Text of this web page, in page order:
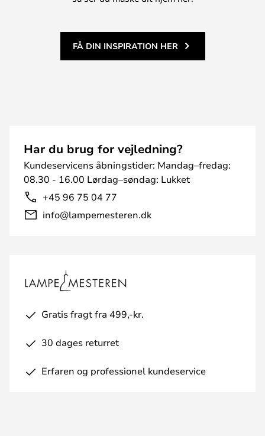
FÅ DIN INSPIRATION HER
Har du brug for vejledning?
Kundeservicens åbningstider: Mandag–fredag:
08.30 - 16.00 Lørdag–søndag: Lukket
+45 96 75 04 77
info@lampemesteren.dk
Gratis fragt fra 499,-kr.
30 dages returret
Erfaren og professionel kundeservice